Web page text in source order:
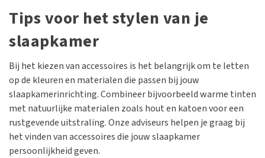
Tips voor het stylen van je
slaapkamer
Bij het kiezen van accessoires is het belangrijk om te letten
op de kleuren en materialen die passen bij jouw
slaapkamerinrichting. Combineer bijvoorbeeld warme tinten
met natuurlijke materialen zoals hout en katoen voor een
rustgevende uitstraling. Onze adviseurs helpen je graag bij
het vinden van accessoires die jouw slaapkamer
persoonlijkheid geven.